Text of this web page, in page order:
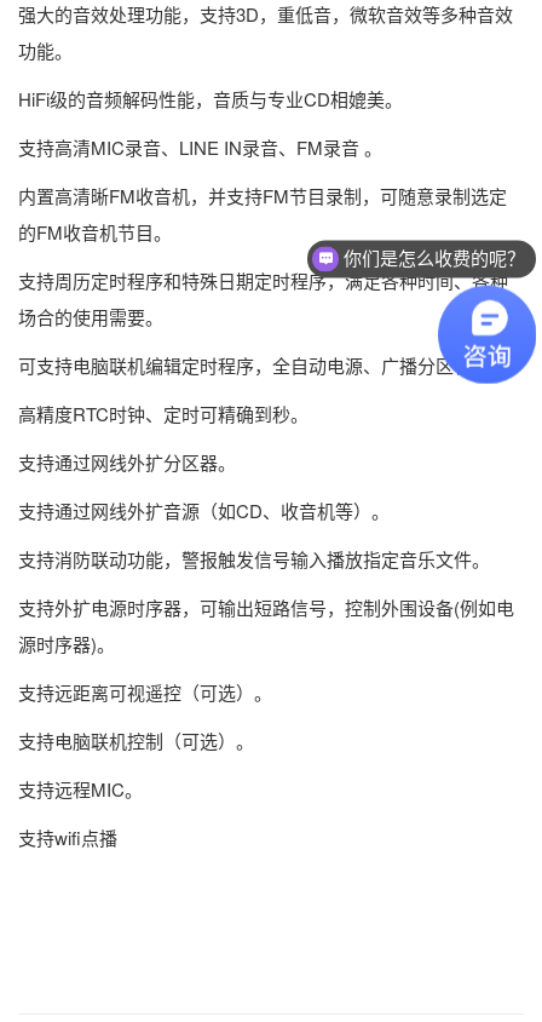
强大的音效处理功能，支持3D，重低音，微软音效等多种音效
功能。
HiFi级的音频解码性能，音质与专业CD相媲美。
支持高清MIC录音、LINE IN录音、FM录音 。
内置高清晰FM收音机，并支持FM节目录制，可随意录制选定
的FM收音机节目。
支持周历定时程序和特殊日期定时程序，满足各种时间、各种
场合的使用需要。
可支持电脑联机编辑定时程序，全自动电源、广播分区管理。
高精度RTC时钟、定时可精确到秒。
支持通过网线外扩分区器。
支持通过网线外扩音源（如CD、收音机等）。
支持消防联动功能，警报触发信号输入播放指定音乐文件。
支持外扩电源时序器，可输出短路信号，控制外围设备(例如电
源时序器)。
支持远距离可视遥控（可选）。
支持电脑联机控制（可选）。
支持远程MIC。
支持wifi点播
你们是怎么收费的呢？
现在有优惠活动么？